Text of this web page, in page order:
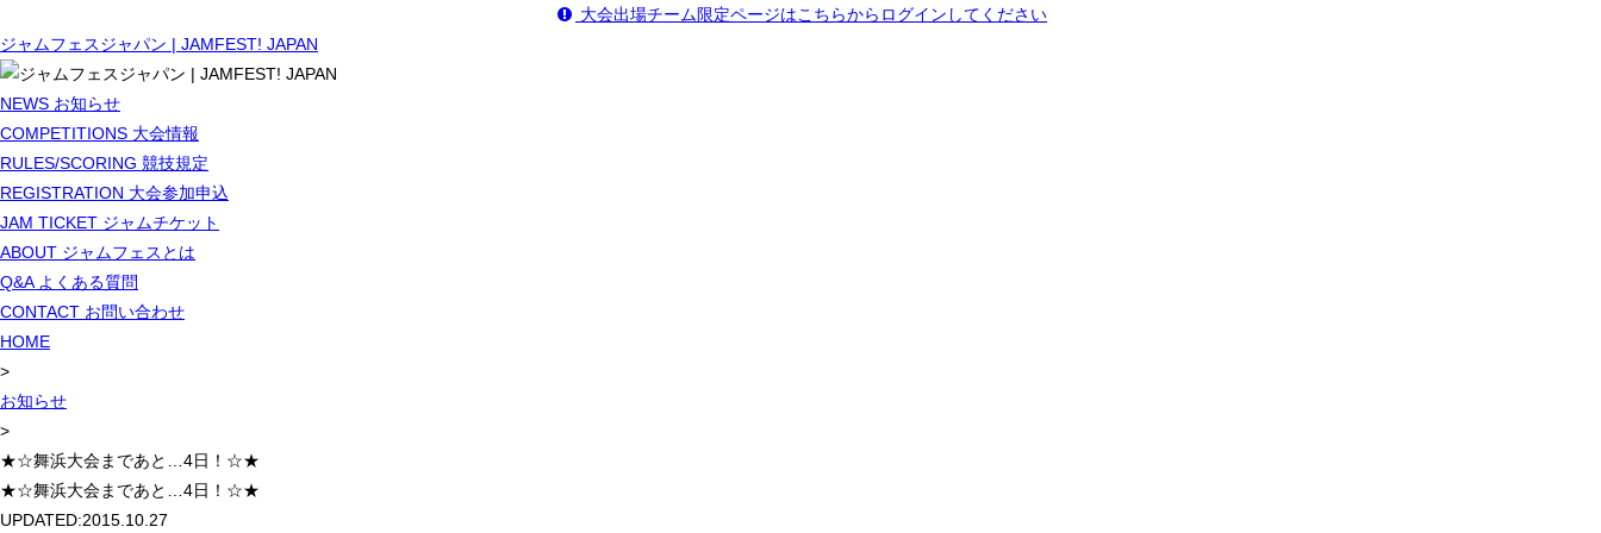
大会出場チーム限定ページはこちらからログインしてください
ジャムフェスジャパン | JAMFEST! JAPAN
NEWS お知らせ
COMPETITIONS 大会情報
RULES/SCORING 競技規定
REGISTRATION 大会参加申込
JAM TICKET ジャムチケット
ABOUT ジャムフェスとは
Q&A よくある質問
CONTACT お問い合わせ
HOME
>
お知らせ
>
★☆舞浜大会まであと…4日！☆★
★☆舞浜大会まであと…4日！☆★
UPDATED:2015.10.27